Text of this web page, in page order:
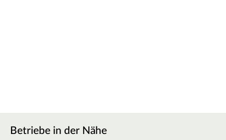
Betriebe in der Nähe